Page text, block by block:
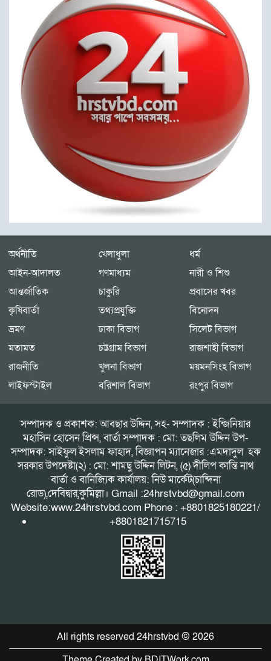
অর্থনীতি
আইন-আদালত
আন্তর্জাতিক
কৃষিবার্তা
খেলাধুলা
গণমাধ্যম
চাকুরি
তথ্যপ্রযুক্তি
ধর্ম
নারী ও শিশু
প্রবাসের খবর
বিনোদন
ভ্রমণ
মতামত
রাজনীতি
লাইফস্টাইল
ঢাকা বিভাগ
চট্টগ্রাম বিভাগ
খুলনা বিভাগ
বরিশাল বিভাগ
সিলেট বিভাগ
রাজশাহী বিভাগ
ময়মনসিংহ বিভাগ
রংপুর বিভাগ
সম্পাদক ও প্রকাশক: আবছার উদ্দিন, সহ- সম্পাদক : ইন্জিনিয়ার
মহাসিন হোসেন প্রিন্স, বার্তা সম্পাদক : মো: তছলিম উদ্দিন উপ-
সম্পাদক: সাইফুল ইসলাম ফাহাদ, বিজ্ঞাপন ম্যানেজার :এমদাদুল হক
সরকার উপদেষ্টা(২) : মো: শামছু উদ্দিন লিটন, (৫) দীলিপ কান্তি নাথ
বার্তা ও বানিজ্যিক কার্যালয়: নিউ মার্কেট(চান্দিনা
রোড),দেবিদ্বার,কুমিল্লা। Gmail :24hrstvbd@gmail.com
Website:www.24hrstvbd.com Phone : +8801825180221/
+8801821715715
All rights reserved 24hrstvbd © 2026